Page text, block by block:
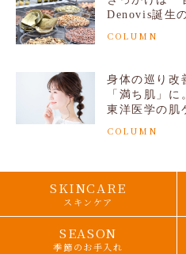
Denovis誕生
COLUMN
身体の巡り改
「満ち肌」に
東洋医学の肌
COLUMN
SKINCARE
スキンケア
SEASON
季節のお手入れ